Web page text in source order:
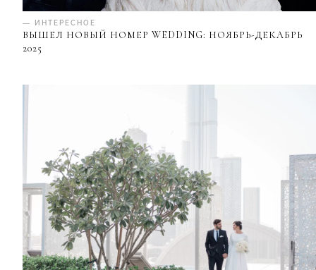
— ИНТЕРЕСНОЕ
ВЫШЕЛ НОВЫЙ НОМЕР WEDDING: НОЯБРЬ-ДЕКАБРЬ
2025